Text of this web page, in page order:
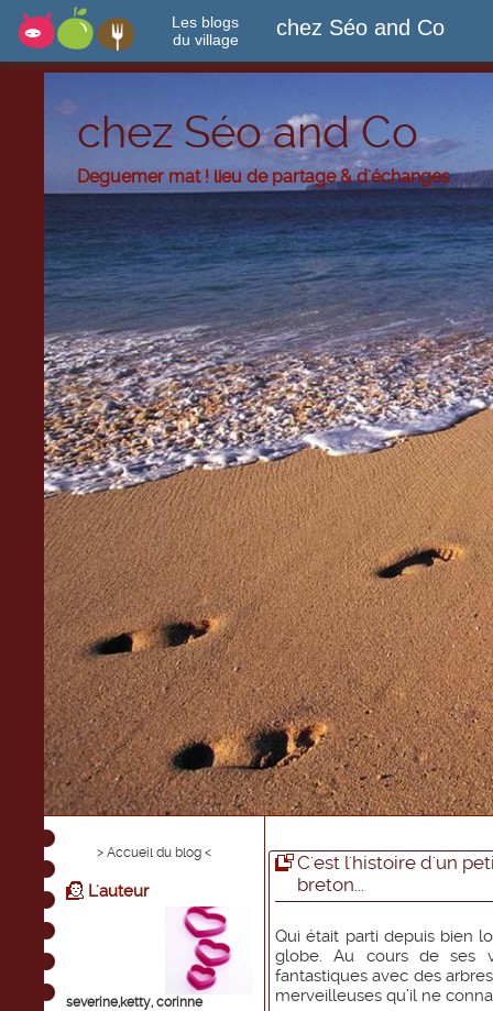
Les blogs
du village
chez Séo and Co
chez Séo and Co
Deguemer mat ! lieu de partage & d'échanges
> Accueil du blog <
L'auteur
severine,ketty, corinne
C'est l'histoire d'un
breton...
Qui était parti depuis bien
globe. Au cours de ses
fantastiques avec des
merveilleuses qu’il ne